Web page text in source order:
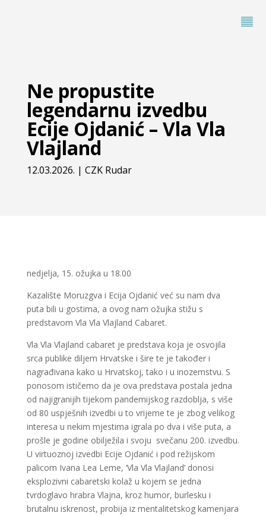
Ne propustite
legendarnu izvedbu
Ecije Ojdanić – Vla Vla
Vlajland
12.03.2026. | CZK Rudar
nedjelja, 15. ožujka u 18.00
Kazalište Moruzgva i Ecija Ojdanić već su nam dva
puta bili u gostima, a ovog nam ožujka stižu s
predstavom Vla Vla Vlajland Cabaret.
Vla Vla Vlajland cabaret je predstava koja je osvojila
srca publike diljem Hrvatske i šire te je također i
nagrađivana kako u Hrvatskoj, tako i u inozemstvu. S
ponosom ističemo da je ova predstava postala jedna
od najigranijih tijekom pandemijskog razdoblja, s više
od 80 uspješnih izvedbi u to vrijeme te je zbog velikog
interesa u nekim mjestima igrala po dva i više puta, a
prošle je godine obilježila i svoju svečanu 200. izvedbu.
U virtuoznoj izvedbi Ecije Ojdanić i pod režijskom
palicom Ivana Lea Leme, ‘Vla Vla Vlajland’ donosi
eksplozivni cabaretski kolaž u kojem se jedna
tvrdoglavo hrabra Vlajna, kroz humor, burlesku i
brutalnu iskrenost, probija iz mentalitetskog kamenjara